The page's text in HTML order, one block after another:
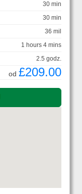
30 min
30 min
36 mil
1 hours 4 mins
2.5 godz.
od £209.00